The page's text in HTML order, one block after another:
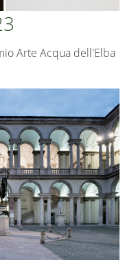
Arte Acqua dell'Elba